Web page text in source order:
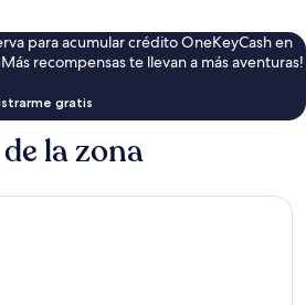
para acumular crédito OneKeyCash en
recompensas te llevan a más aventuras!
gratis
la zona